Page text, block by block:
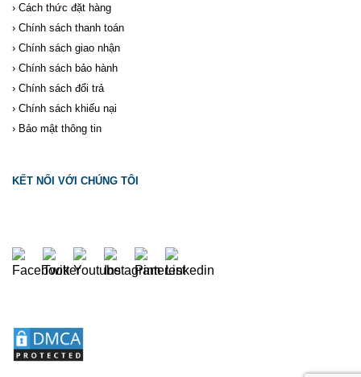
› Cách thức đặt hàng
› Chính sách thanh toán
› Chính sách giao nhận
› Chính sách bảo hành
› Chính sách đổi trả
› Chính sách khiếu nại
› Bảo mật thông tin
KẾT NỐI VỚI CHÚNG TÔI